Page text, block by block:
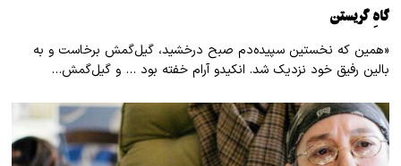
گاهِ گریستن
«همین که نخستین سپیده‌دم صبح درخشید، گیل‌گمش برخاست و به
بالین رفیق خود نزدیک شد. انکیدو آرام خفته بود … و گیل‌گمش…